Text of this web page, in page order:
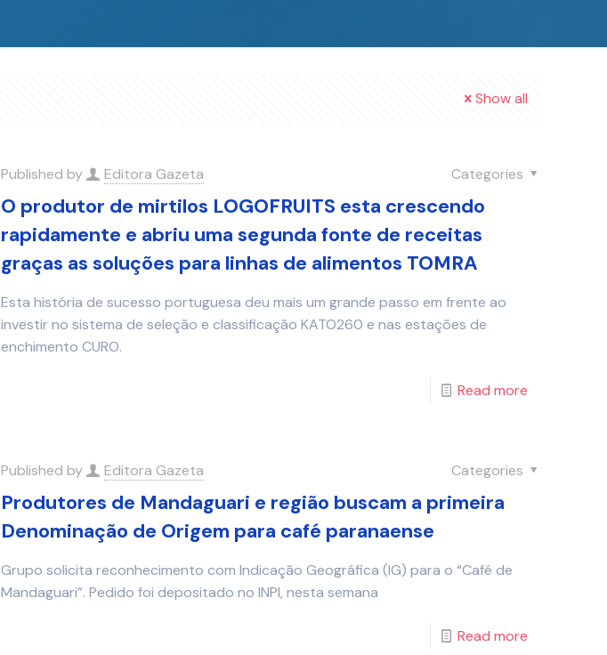
Show all
Published by Editora Gazeta Categories
O produtor de mirtilos LOGOFRUITS esta crescendo
rapidamente e abriu uma segunda fonte de receitas
graças as soluções para linhas de alimentos TOMRA
Esta história de sucesso portuguesa deu mais um grande passo em frente ao
investir no sistema de seleção e classificação KATO260 e nas estações de
enchimento CURO.
Read more
Published by Editora Gazeta Categories
Produtores de Mandaguari e região buscam a primeira
Denominação de Origem para café paranaense
Grupo solicita reconhecimento com Indicação Geográfica (IG) para o “Café de
Mandaguari”. Pedido foi depositado no INPI, nesta semana
Read more